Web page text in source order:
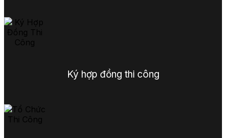
Ký hợp đồng thi công